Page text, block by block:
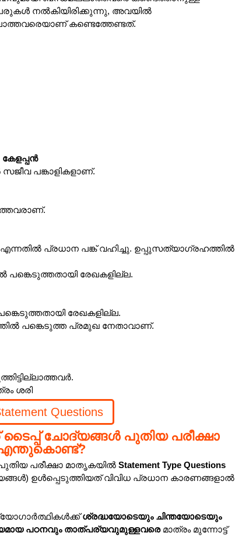
നൽകിയിരിക്കുന്നു, അവയിൽ
കണ്ടെത്തേണ്ടത്.
പങ്കാളികളാണ്.
പ്രധാന പങ്ക് വഹിച്ചു. ഉപ്പുസത്യാഗ്രഹത്തിൽ
രേഖകളില്ല.
രേഖകളില്ല.
പങ്കെടുത്ത പ്രമുഖ നേതാവാണ്.
ശരി
Questions
ടൈപ്പ് ചോദ്യങ്ങൾ പുതിയ പരീക്ഷാ
എന്തുകൊണ്ട്?
പരീക്ഷാ മാതൃകയിൽ Statement Type Questions
ഉൾപ്പെടുത്തിയത് വിവിധ പ്രധാന കാരണങ്ങളാൽ
ശ്രദ്ധയോടെയും ചിന്തയോടെയും
പഠനവും താത്പര്യവുമുള്ളവരെ മാത്രം മുന്നോട്ട്